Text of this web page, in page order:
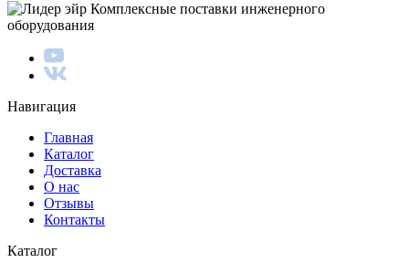
Комплексные поставки инженерного
оборудования
Навигация
Главная
Каталог
Доставка
О нас
Отзывы
Контакты
Каталог